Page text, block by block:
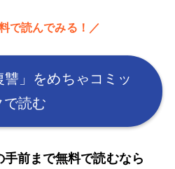
で読んでみる！／
讐」をめちゃコミッ
で読む
前まで無料で読むなら